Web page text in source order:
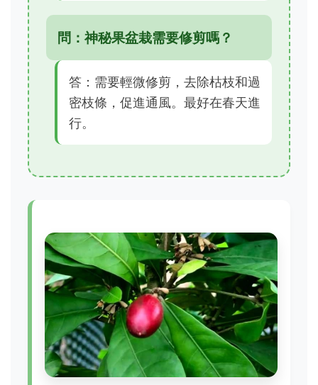
問：神秘果盆栽需要修剪嗎？
答：需要輕微修剪，去除枯枝和過
密枝條，促進通風。最好在春天進
行。